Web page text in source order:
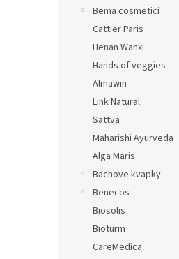
Bema cosmetici
Cattier Paris
Henan Wanxi
Hands of veggies
Almawin
Link Natural
Sattva
Maharishi Ayurveda
Alga Maris
Bachove kvapky
Benecos
Biosolis
Bioturm
CareMedica